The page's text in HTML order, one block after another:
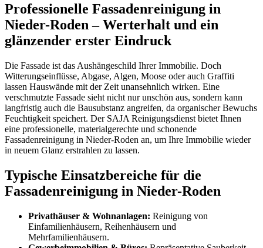
Professionelle Fassadenreinigung in
Nieder-Roden – Werterhalt und ein
glänzender erster Eindruck
Die Fassade ist das Aushängeschild Ihrer Immobilie. Doch
Witterungseinflüsse, Abgase, Algen, Moose oder auch Graffiti
lassen Hauswände mit der Zeit unansehnlich wirken. Eine
verschmutzte Fassade sieht nicht nur unschön aus, sondern kann
langfristig auch die Bausubstanz angreifen, da organischer Bewuchs
Feuchtigkeit speichert. Der SAJA Reinigungsdienst bietet Ihnen
eine professionelle, materialgerechte und schonende
Fassadenreinigung in Nieder-Roden an, um Ihre Immobilie wieder
in neuem Glanz erstrahlen zu lassen.
Typische Einsatzbereiche für die
Fassadenreinigung in Nieder-Roden
Privathäuser & Wohnanlagen: Reinigung von
Einfamilienhäusern, Reihenhäusern und
Mehrfamilienhäusern.